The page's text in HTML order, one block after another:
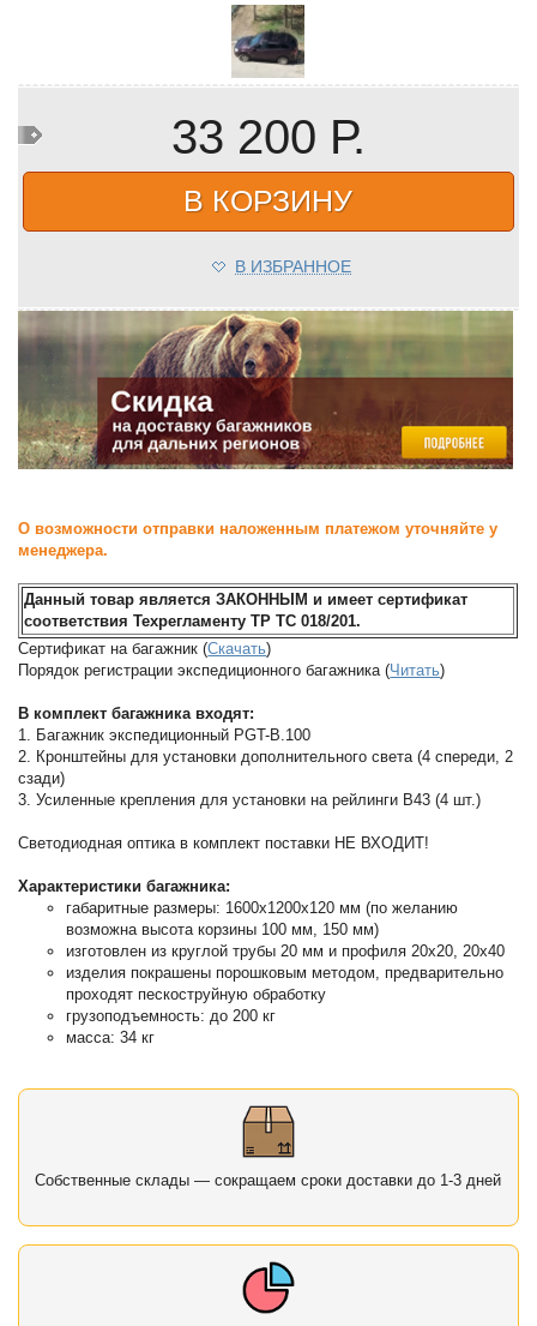
33 200 Р.
В КОРЗИНУ
В ИЗБРАННОЕ
О возможности отправки наложенным платежом уточняйте у
менеджера.
Данный товар является ЗАКОННЫМ и имеет сертификат
соответствия Техрегламенту ТР ТС 018/201.
Сертификат на багажник (Скачать)
Порядок регистрации экспедиционного багажника (Читать)
В комплект багажника входят:
1. Багажник экспедиционный PGT-B.100
2. Кронштейны для установки дополнительного света (4 спереди, 2
сзади)
3. Усиленные крепления для установки на рейлинги B43 (4 шт.)
Светодиодная оптика в комплект поставки НЕ ВХОДИТ!
Характеристики багажника:
габаритные размеры: 1600х1200х120 мм (по желанию
возможна высота корзины 100 мм, 150 мм)
изготовлен из круглой трубы 20 мм и профиля 20х20, 20х40
изделия покрашены порошковым методом, предварительно
проходят пескоструйную обработку
грузоподъемность: до 200 кг
масса: 34 кг
Собственные склады — сокращаем сроки доставки до 1-3 дней